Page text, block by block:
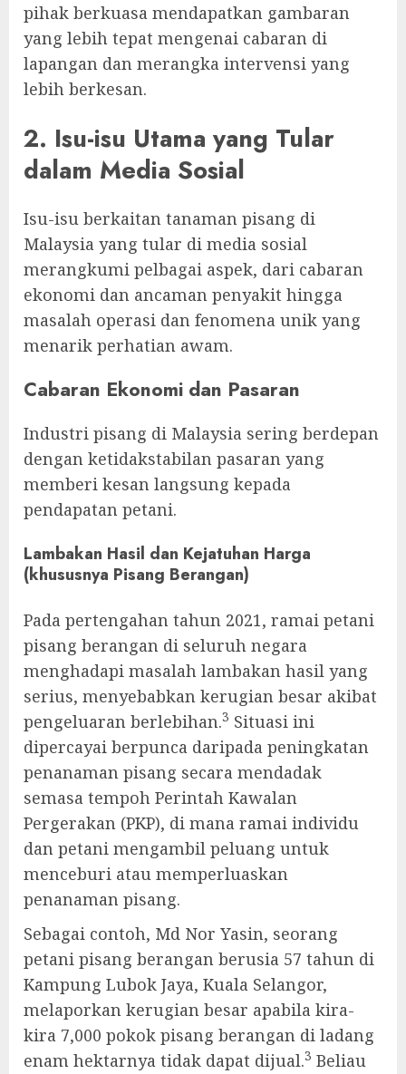
pihak berkuasa mendapatkan gambaran
yang lebih tepat mengenai cabaran di
lapangan dan merangka intervensi yang
lebih berkesan.
2. Isu-isu Utama yang Tular
dalam Media Sosial
Isu-isu berkaitan tanaman pisang di
Malaysia yang tular di media sosial
merangkumi pelbagai aspek, dari cabaran
ekonomi dan ancaman penyakit hingga
masalah operasi dan fenomena unik yang
menarik perhatian awam.
Cabaran Ekonomi dan Pasaran
Industri pisang di Malaysia sering berdepan
dengan ketidakstabilan pasaran yang
memberi kesan langsung kepada
pendapatan petani.
Lambakan Hasil dan Kejatuhan Harga
(khususnya Pisang Berangan)
Pada pertengahan tahun 2021, ramai petani
pisang berangan di seluruh negara
menghadapi masalah lambakan hasil yang
serius, menyebabkan kerugian besar akibat
pengeluaran berlebihan.3 Situasi ini
dipercayai berpunca daripada peningkatan
penanaman pisang secara mendadak
semasa tempoh Perintah Kawalan
Pergerakan (PKP), di mana ramai individu
dan petani mengambil peluang untuk
menceburi atau memperluaskan
penanaman pisang.
Sebagai contoh, Md Nor Yasin, seorang
petani pisang berangan berusia 57 tahun di
Kampung Lubok Jaya, Kuala Selangor,
melaporkan kerugian besar apabila kira-
kira 7,000 pokok pisang berangan di ladang
enam hektarnya tidak dapat dijual.3 Beliau